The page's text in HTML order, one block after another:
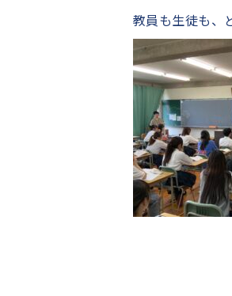
教員も生徒も、